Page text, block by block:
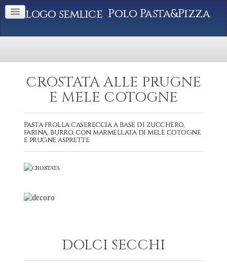
Polo Pasta&Pizza
CROSTATA ALLE PRUGNE
E MELE COTOGNE
Pasta frolla casereccia a base di zucchero,
farina, burro, con marmellata di mele cotogne
e prugne asprette
DOLCI SECCHI